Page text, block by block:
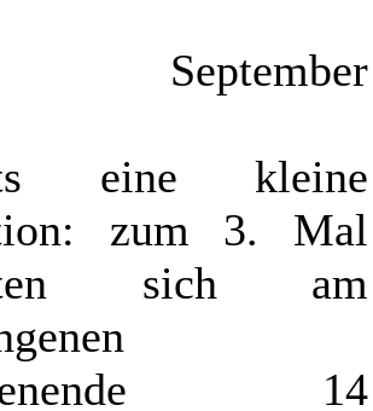
September
eine kleine
zum 3. Mal
sich am
14